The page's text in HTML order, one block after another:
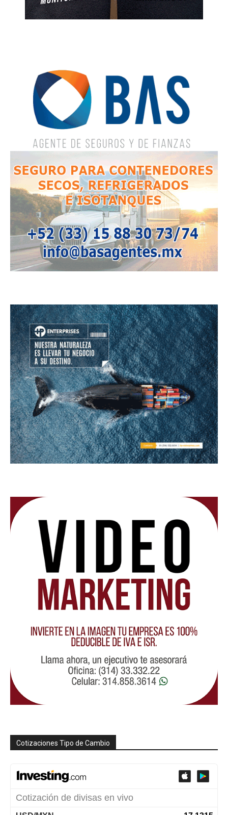
Cotizaciones Tipo de Cambio